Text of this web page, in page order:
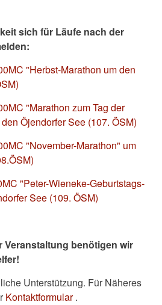
sich für Läufe nach der
"Herbst-Marathon um den
"Marathon zum Tag der
Öjendorfer See (107. ÖSM)
"November-Marathon" um
"Peter-Wieneke-Geburtstags-
See (109. ÖSM)
Veranstaltung benötigen wir
Unterstützung. Für Näheres
Kontaktformular.